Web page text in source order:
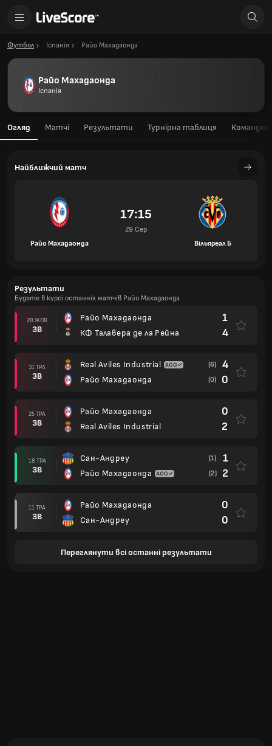
Футбол Іспанія Райо Махадаонда
Райо Махадаонда
Іспанія
Огляд Матчі Результати Турнірна таблиця
Найближчий матч
Райо Махадаонда
17:15
29 Сер
Вільяреал Б
Результати
Будьте в курсі останніх матчів Райо Махадаонда
28 ЖОВ
ЗВ
Райо Махадаонда
КФ Талавера де ла Рейна
1
4
31 ТРА
ЗВ
Real Aviles Industrial
Райо Махадаонда
(6) 4
(0) 0
25 ТРА
ЗВ
Райо Махадаонда
Real Aviles Industrial
0
2
18 ТРА
ЗВ
Сан-Андреу
Райо Махадаонда
(1) 1
(2) 2
11 ТРА
ЗВ
Райо Махадаонда
Сан-Андреу
0
0
Переглянути всі останні результати